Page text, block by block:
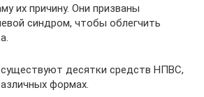
их причину. Они призваны
синдром, чтобы облегчить
десятки средств НПВС,
формах.